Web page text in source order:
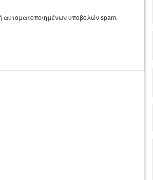
αυτοματοποιημένων υποβολών spam.